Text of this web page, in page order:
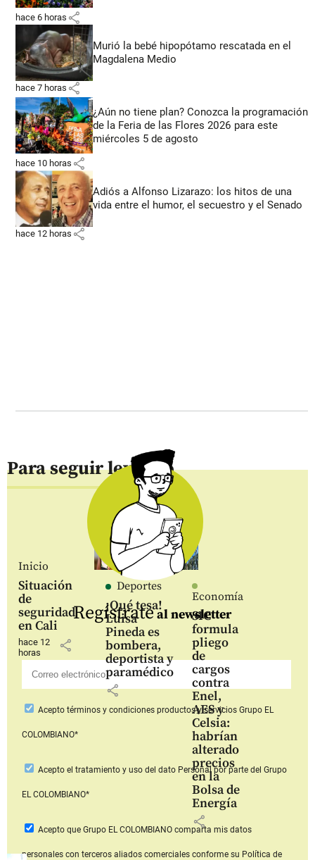
hace 6 horas share
Murió la bebé hipopótamo rescatada en el
Magdalena Medio
hace 7 horas share
¿Aún no tiene plan? Conozca la programación
de la Feria de las Flores 2026 para este
miércoles 5 de agosto
hace 10 horas share
Adiós a Alfonso Lizarazo: los hitos de una
vida entre el humor, el secuestro y el Senado
hace 12 horas share
Para seguir leyendo
Inicio
Situación
de
seguridad
en Cali
hace 12
horas
share
Deportes
¡Qué tesa!
Luisa
Pineda es
bombera,
deportista y
paramédico
share
Economía
SIC
formula
pliego
de
cargos
contra
Enel,
AES y
Celsia:
habrían
alterado
precios
en la
Bolsa de
Energía
share
Regístrateal newsletter
Aceptotérminos y condiciones productos y serviciosGrupo EL
COLOMBIANO*
Acepto el tratamiento y uso del dato Personalpor parte del Grupo
EL COLOMBIANO*
Acepto que Grupo EL COLOMBIANOcomparta mis datos
personales con terceros aliados comerciales conforme su Política de